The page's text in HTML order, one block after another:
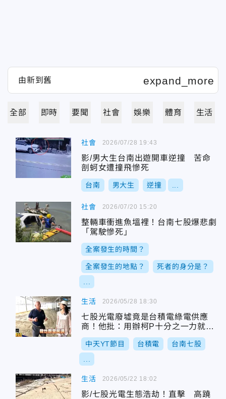
全部 即時 要聞 社會 娛樂 體育 生活
社會
影/男大生台南出遊開車逆撞 苦命
剖蚵女遭撞飛慘死
台南 男大生 逆撞
2026/07/28 19:43
社會
整輛車衝進魚塭裡！台南七股爆悲劇
「駕駛慘死」
全案發生的時間？
全案發生的地點？ 死者的身分是？
2026/07/20 15:20
生活
七股光電廢墟竟是台積電綠電供應
商！他批：用辦柯P十分之一力就能
辦好
中天YT節目 台積電 台南七股
2026/05/28 18:30
生活
影/七股光電生態浩劫！直擊 高蹺
2026/05/22 18:02